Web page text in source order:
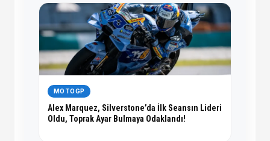
MOTOGP
Alex Marquez, Silverstone’da İlk Seansın Lideri
Oldu, Toprak Ayar Bulmaya Odaklandı!